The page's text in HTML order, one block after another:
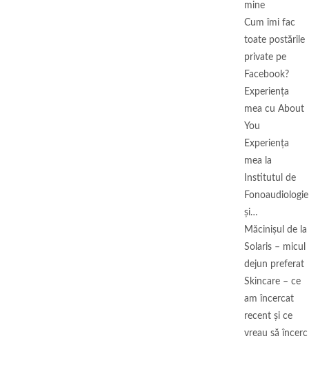
mine
Cum îmi fac
toate postările
private pe
Facebook?
Experiența
mea cu About
You
Experiența
mea la
Institutul de
Fonoaudiologie
și…
Măcinişul de la
Solaris – micul
dejun preferat
Skincare – ce
am încercat
recent și ce
vreau să încerc